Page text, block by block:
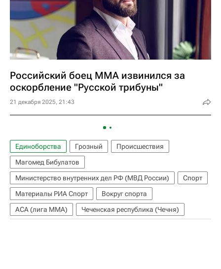
Российский боец ММА извинился за
оскорбление "Русской трибуны"
21 декабря 2025, 21:43
Единоборства Грозный
Происшествия
Магомед Бибулатов
Министерство внутренних дел РФ (МВД России)
Спорт
Материалы РИА Спорт
Вокруг спорта
ACA (лига MMA)
Чеченская республика (Чечня)